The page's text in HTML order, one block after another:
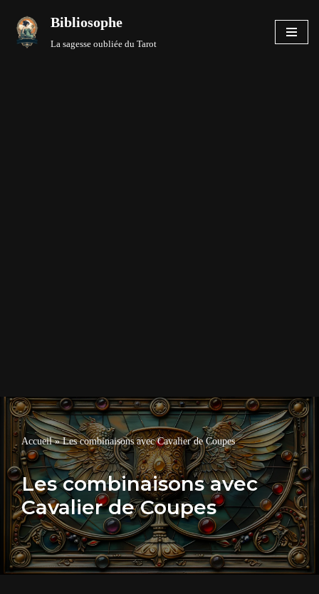
Aller
Bibliosophe
La sagesse oubliée du Tarot
Accueil»Les combinaisons avec Cavalier de Coupes
Les combinaisons avec
Cavalier de Coupes